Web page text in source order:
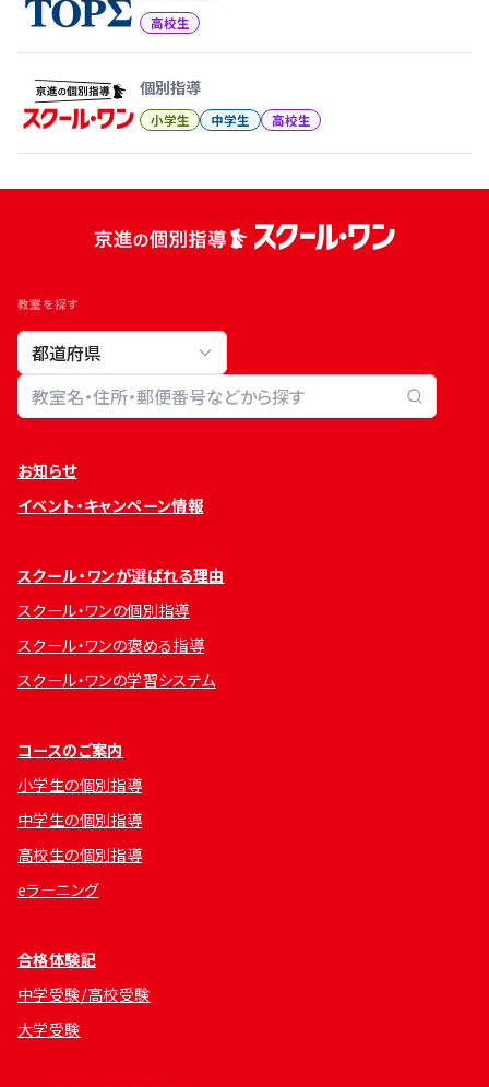
高校生
個別指導
小学生 中学生 高校生
教室を探す
教室検索
お知らせ
イベント・キャンペーン情報
スクール・ワンが選ばれる理由
スクール・ワンの個別指導
スクール・ワンの褒める指導
スクール・ワンの学習システム
コースのご案内
小学生の個別指導
中学生の個別指導
高校生の個別指導
eラーニング
合格体験記
中学受験/高校受験
大学受験